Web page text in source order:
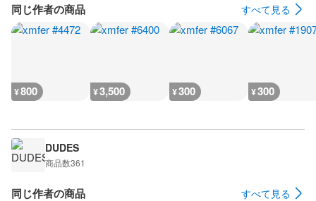
同じ作者の商品 すべて見る
¥800 ¥3,500 ¥300 ¥300
DUDES
商品数361
同じ作者の商品 すべて見る